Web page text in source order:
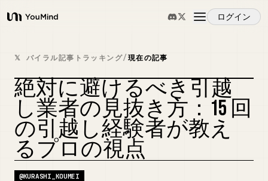
YouMind
ログイン
概要
ユースケース
スキル
プロンプト
𝕏 バイラル記事トラッキング/現在の記事
絶対に避けるべき引越
し業者の見抜き方：15 回
の引越し経験者が教え
るプロの視点
@KURASHI_KOUMEI